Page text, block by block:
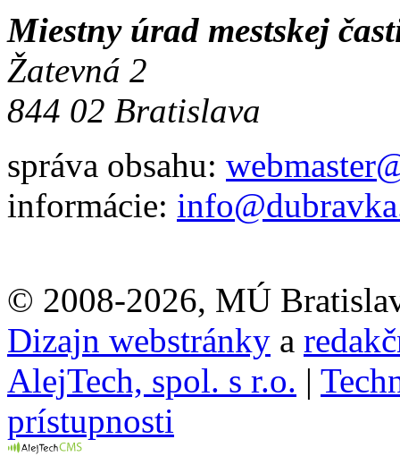
Miestny úrad mestskej
Žatevná 2
844 02 Bratislava
správa obsahu:
informácie:
© 2008-2026, MÚ
Dizajn webstránky a
AlejTech, spol. s r.o. |
prístupnosti